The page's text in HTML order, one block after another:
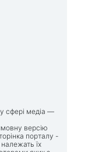
у сфері медіа —
версію
порталу -
їх